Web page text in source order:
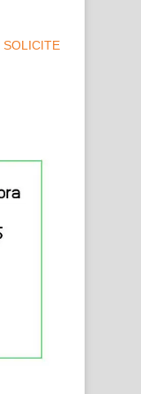
SOLICITE